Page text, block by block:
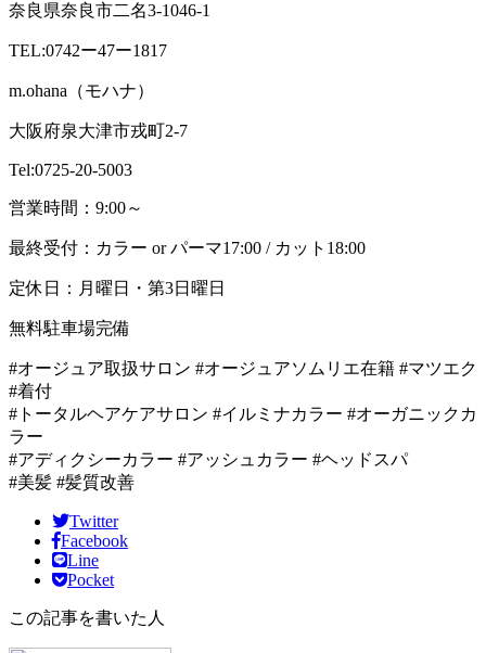
奈良県奈良市二名3-1046-1
TEL:0742ー47ー1817
m.ohana（モハナ）
大阪府泉大津市戎町2-7
Tel:0725-20-5003
営業時間：9:00～
最終受付：カラー or パーマ17:00 / カット18:00
定休日：月曜日・第3日曜日
無料駐車場完備
#オージュア取扱サロン #オージュアソムリエ在籍 #マツエク
#着付
#トータルヘアケアサロン #イルミナカラー #オーガニックカ
ラー
#アディクシーカラー #アッシュカラー #ヘッドスパ
#美髪 #髪質改善
Twitter
Facebook
Line
Pocket
この記事を書いた人